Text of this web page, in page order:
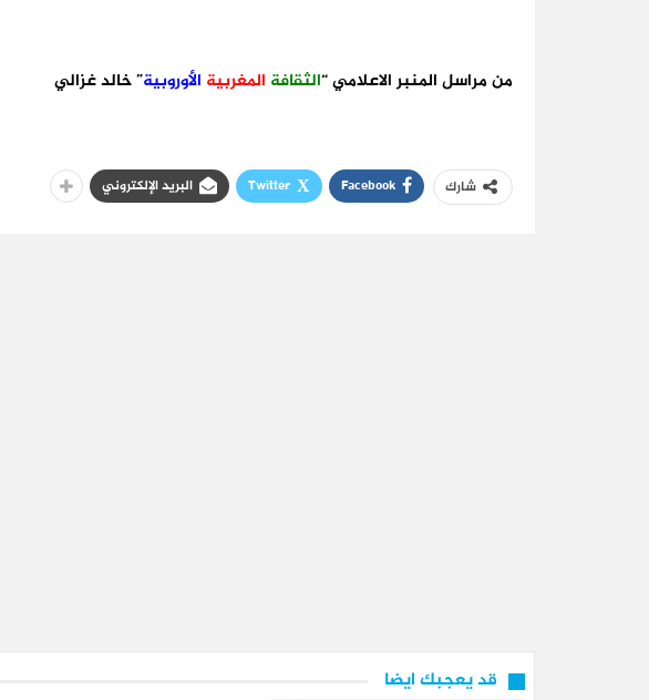
من مراسل المنبر الاعلامي “الثقافة المغربية الأوروبية” خالد غزالي
شارك Facebook
Twitter البريد الإلكتروني
قد يعجبك ايضا